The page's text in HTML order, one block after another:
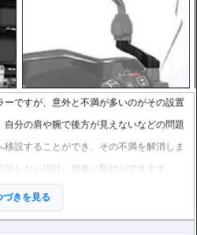
ですが、意外と不満が多いのがその設置
分の肩や腕で後方が見えないなどの問題
設することができ、その不満を解消しま
しない設計。簡単に取付ができます。
感で車体のイメージを壊しません。
づきを見る